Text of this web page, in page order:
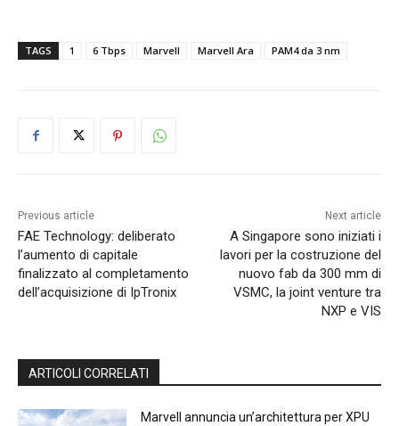
TAGS 1 6 Tbps Marvell Marvell Ara PAM4 da 3 nm
Previous article
FAE Technology: deliberato
l’aumento di capitale
finalizzato al completamento
dell’acquisizione di IpTronix
Next article
A Singapore sono iniziati i
lavori per la costruzione del
nuovo fab da 300 mm di
VSMC, la joint venture tra
NXP e VIS
ARTICOLI CORRELATI
Marvell annuncia un’architettura per XPU